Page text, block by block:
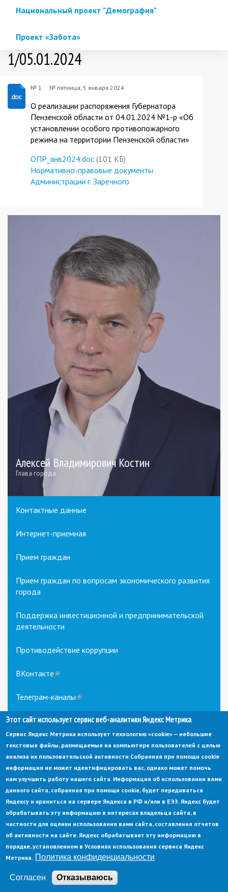
Национальный проект "Демография"
Проект «Забота»
1/05.01.2024
№ 1 № пятница, 5 января 2024
О реализации распоряжения Губернатора
Пензенской области от 04.01.2024 №1-р «Об
установлении особого противопожарного
режима на территории Пензенской области»
ОПР_янв2024.doc (101 КБ)
Нормативно-правовые документы
Администрации г. Заречного
Алексей Владимирович Костин
Глава города
Контактные данные
Интернет-приемная
Прием граждан
Прием граждан по вопросам экономического развития
города
Поддержка инвестиционной и предпринимательской
деятельности
Противодействие коррупции
ВКонтакте(link
external)
Телеграм-каналы(link
external)
© Администрация города Заречный
Электронная почта:
adm@zarechny.zato.ru
sends
e-
mail)
Пензенская обл, г. Заречный, пр-кт. 30-летия Победы, д. 27, 442960
При публикации материалов сайта ссылка на источник обязательна.
Политика конфиденциальности Ссылка на старый сайт
Этот сайт использует сервис веб-аналитики Яндекс Метрика
Сервис Яндекс Метрика использует технологию «cookie» — небольшие
текстовые файлы, размещаемые на компьютере пользователей с целью
анализа их пользовательской активности.Собранная при помощи cookie
информация не может идентифицировать вас, однако может помочь
нам улучшить работу нашего сайта. Информация об использовании вами
данного сайта, собранная при помощи cookie, будет передаваться
Яндексу и храниться на сервере Яндекса в РФ и/или в ЕЭЗ. Яндекс будет
обрабатывать эту информацию в интересах владельца сайта, в
частности для оценки использования вами сайта, составления отчетов
об активности на сайте. Яндекс обрабатывает эту информацию в
порядке, установленном в Условиях использования сервиса Яндекс
Метрика. Политика конфиденциальности
Согласен Отказываюсь